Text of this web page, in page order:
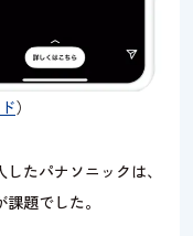
）
たパナソニックは、
題でした。